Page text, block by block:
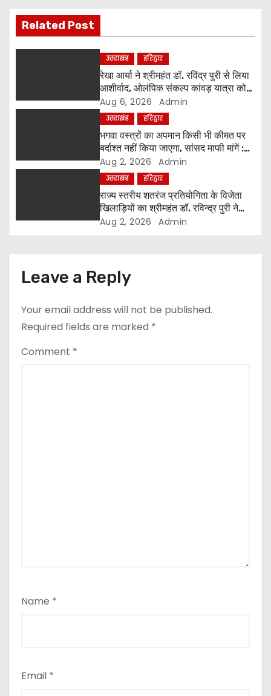
i
g
i
n
Related Post
उत्तराखंड हरिद्वार
रेखा आर्या ने श्रीमहंत डॉ. रविंद्र पुरी से लिया
आशीर्वाद, ओलंपिक संकल्प कांवड़ यात्रा को
मिला संतों का समर्थन
Aug 6, 2026 Admin
उत्तराखंड हरिद्वार
भगवा वस्त्रों का अपमान किसी भी कीमत पर
बर्दाश्त नहीं किया जाएगा, सांसद माफी मांगें :
श्रीमहंत डॉ. रविंद्र पुरी महाराज
Aug 2, 2026 Admin
उत्तराखंड हरिद्वार
राज्य स्तरीय शतरंज प्रतियोगिता के विजेता
खिलाड़ियों का श्रीमहंत डॉ. रविन्द्र पुरी ने
किया सम्मान
Aug 2, 2026 Admin
Leave a Reply
Your email address will not be published.
Required fields are marked *
Comment *
Name *
Email *